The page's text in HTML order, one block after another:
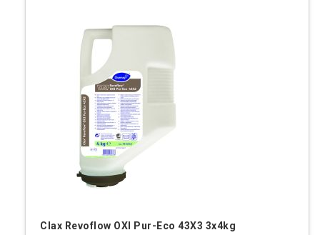
Clax Revoflow OXI Pur-Eco 43X3 3x4kg